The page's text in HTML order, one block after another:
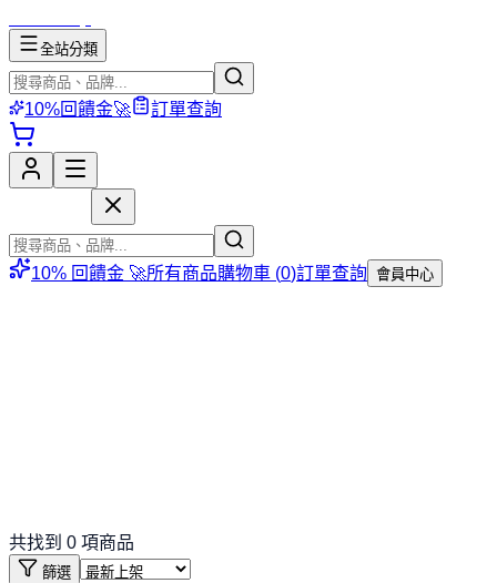
全站分類
10%回饋金🚀 訂單查詢
10% 回饋金 🚀所有商品購物車 (0)訂單查詢 會員中心
共找到 0 項商品
篩選